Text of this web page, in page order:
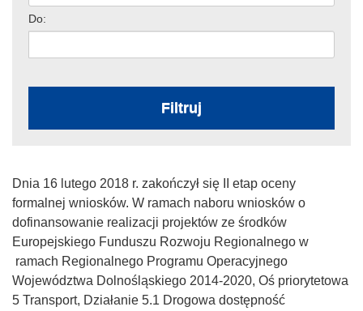
Do:
Filtruj
Dnia 16 lutego 2018 r. zakończył się II etap oceny
formalnej wniosków. W ramach naboru wniosków o
dofinansowanie realizacji projektów ze środków
Europejskiego Funduszu Rozwoju Regionalnego w
ramach Regionalnego Programu Operacyjnego
Województwa Dolnośląskiego 2014-2020, Oś priorytetowa
5 Transport, Działanie 5.1 Drogowa dostępność